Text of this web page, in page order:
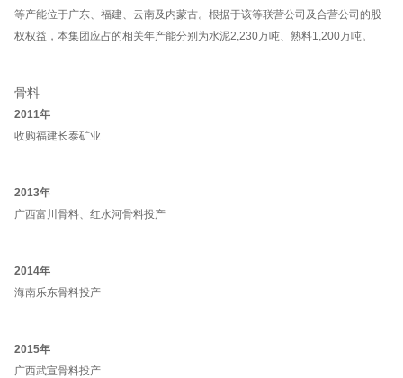
等产能位于广东、福建、云南及内蒙古。根据于该等联营公司及合营公司的股
权权益，本集团应占的相关年产能分别为水泥2,230万吨、熟料1,200万吨。
骨料
2011年
收购福建长泰矿业
2013年
广西富川骨料、红水河骨料投产
2014年
海南乐东骨料投产
2015年
广西武宣骨料投产